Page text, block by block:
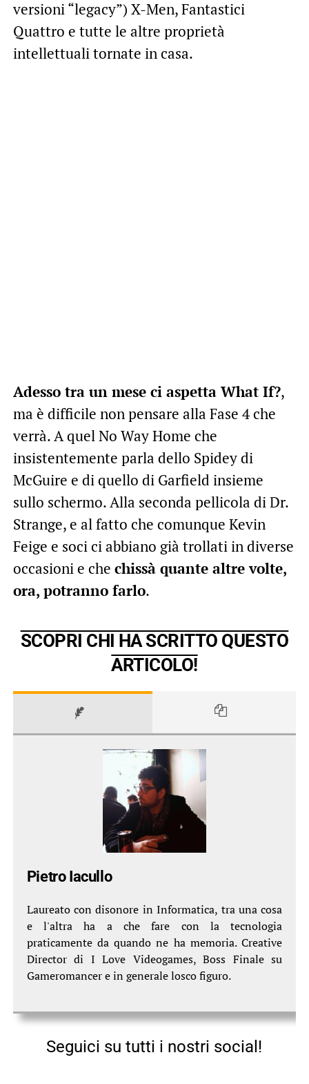
versioni “legacy”) X-Men, Fantastici
Quattro e tutte le altre proprietà
intellettuali tornate in casa.
Adesso tra un mese ci aspetta What If?,
ma è difficile non pensare alla Fase 4 che
verrà. A quel No Way Home che
insistentemente parla dello Spidey di
McGuire e di quello di Garfield insieme
sullo schermo. Alla seconda pellicola di Dr.
Strange, e al fatto che comunque Kevin
Feige e soci ci abbiano già trollati in diverse
occasioni e che chissà quante altre volte,
ora, potranno farlo.
SCOPRI CHI HA SCRITTO QUESTO
ARTICOLO!
Pietro Iacullo
Laureato con disonore in Informatica, tra una cosa
e l'altra ha a che fare con la tecnologia
praticamente da quando ne ha memoria. Creative
Director di I Love Videogames, Boss Finale su
Gameromancer e in generale losco figuro.
Seguici su tutti i nostri social!